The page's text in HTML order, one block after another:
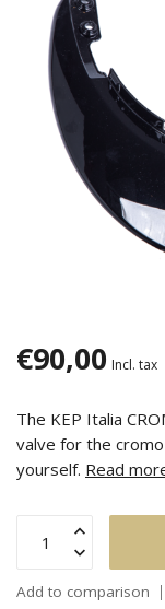
€90,00 Incl. tax
The KEP Italia
valve for the
yourself. Read
Add to comparison